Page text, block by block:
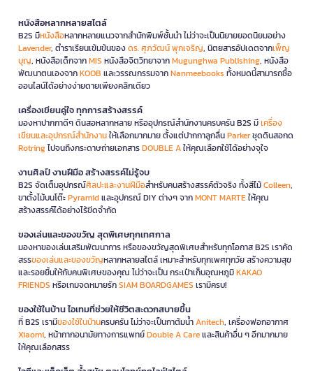
หนังสือหลากหลายสไตล์
B2S มีหนังสือหลากหลายแนวจากสำนักพิมพ์ชั้นนำ ไม่ว่าจะเป็นนิยายยอดนิยมอย่าง
Lavender, ตำราเรียนเข้มข้นของดร. ศุภวัฒน์ พุกเจริญ, นิตยสารอัปเดตจากเพ็ญ
บุญ, หนังสือเด็กจากMIS หนังสือจิตวิทยาจากMugunghwa Publishing, หนังสือ
พัฒนาตนเองจากKOOB และวรรณกรรมจากNanmeebooks ทั้งหมดนี้สามารถซื้อ
ออนไลน์ได้อย่างง่ายดายเพียงคลิกเดียว
เครื่องเขียนคู่ใจ ทุกการสร้างสรรค์
มองหาปากกาดีๆ ดินสอหลากหลาย หรืออุปกรณ์สำนักงานครบครัน B2S มีเครื่อง
เขียนและอุปกรณ์สำนักงานให้เลือกมากมาย ตั้งแต่ปากกาลูกลื่นParkerชุดดินสอกด
Rotringไปจนถึงกระดาษถ่ายเอกสารDOUBLE Aให้คุณเลือกใช้ได้อย่างจุใจ
งานศิลป์ งานฝีมือ สร้างสรรค์ไม่รู้จบ
B2S จัดเต็มอุปกรณ์ศิลปะและงานฝีมือสำหรับคนสร้างสรรค์ตัวจริง ทั้งสีไม้Colleen,
ขาตั้งไม้บนโต๊ะPyramidและอุปกรณ์ DIY ต่างๆ จากMONT MARTEให้คุณ
สร้างสรรค์ได้อย่างไร้ขีดจำกัด
ของเล่นและของขวัญ สุดพิเศษทุกเทศกาล
มองหาของเล่นเสริมพัฒนาการ หรือของขวัญสุดพิเศษสำหรับทุกโอกาส B2S เราคัด
สรรของเล่นและของขวัญหลากหลายสไตล์ เหมาะสำหรับทุกเพศทุกวัย สร้างความสุข
และรอยยิ้มให้กับคนพิเศษของคุณ ไม่ว่าจะเป็น กระเป๋าเก็บอุณหภูมิKAKAO
FRIENDS หรือเกมจดหมายรักSIAM BOARDGAMES เรามีครบ!
ของใช้ในบ้าน ไอเทมที่ช่วยให้ชีวิตสะดวกสบายขึ้น
ที่ B2S เรามีของใช้ในบ้านครบครัน ไม่ว่าจะเป็นกาต้มน้ำAnitech, เครื่องฟอกอากาศ
Xiaomi, หน้ากากอนามัยทางการแพทย์Double A Careและสินค้าอื่น ๆ อีกมากมาย
ให้คุณเลือกสรร